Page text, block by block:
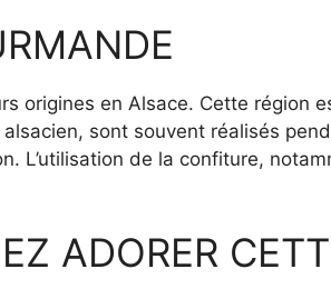
origines en Alsace. Cette région
sont souvent réalisés
L’utilisation de la confiture,
ADORER